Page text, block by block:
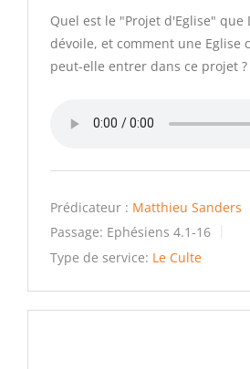
Quel est le "Projet d'Eglise" que
dévoile, et comment une Eglise
peut-elle entrer dans ce projet ?
Prédicateur : Matthieu Sanders
Passage: Ephésiens 4.1-16
Type de service: Le Culte